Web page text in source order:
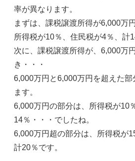
率が異なります。
まずは、課税譲渡所得が6,000万
所得税が10％、住民税が4％、計
次に、課税譲渡所得が、6,000万
き・・・
6,000万円と6,000万円を超えた部
ます。
6,000万円の部分は、所得税が10
14％・・・でしたね。
6,000万円超の部分は、所得税が
計20％です。